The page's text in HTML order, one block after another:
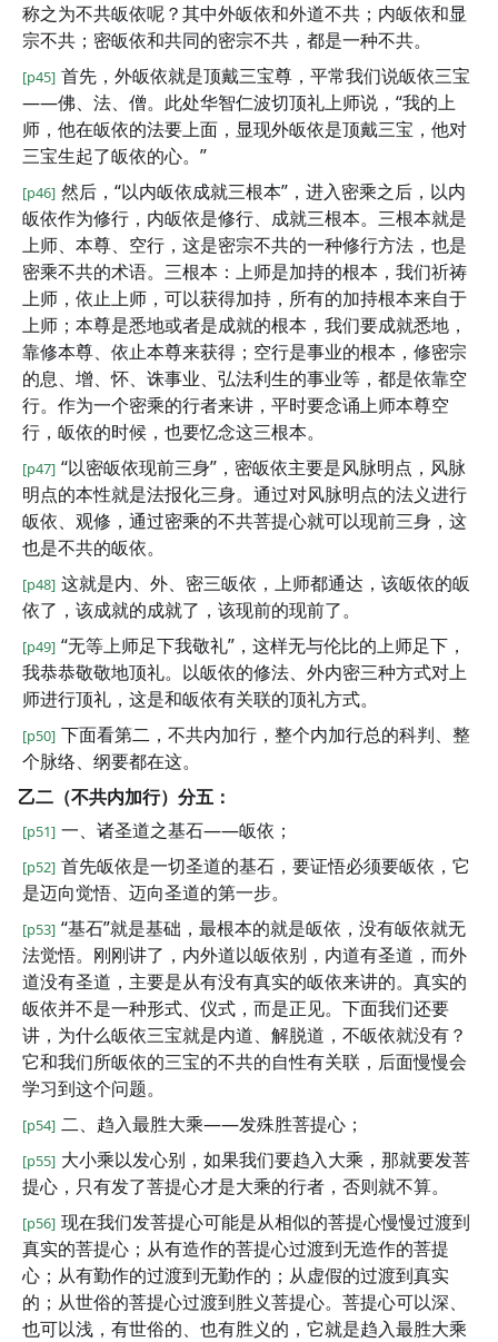
称之为不共皈依呢？其中外皈依和外道不共；内皈依和显
宗不共；密皈依和共同的密宗不共，都是一种不共。
[p45] 首先，外皈依就是顶戴三宝尊，平常我们说皈依三宝
——佛、法、僧。此处华智仁波切顶礼上师说，“我的上
师，他在皈依的法要上面，显现外皈依是顶戴三宝，他对
三宝生起了皈依的心。”
[p46] 然后，“以内皈依成就三根本”，进入密乘之后，以内
皈依作为修行，内皈依是修行、成就三根本。三根本就是
上师、本尊、空行，这是密宗不共的一种修行方法，也是
密乘不共的术语。三根本：上师是加持的根本，我们祈祷
上师，依止上师，可以获得加持，所有的加持根本来自于
上师；本尊是悉地或者是成就的根本，我们要成就悉地，
靠修本尊、依止本尊来获得；空行是事业的根本，修密宗
的息、增、怀、诛事业、弘法利生的事业等，都是依靠空
行。作为一个密乘的行者来讲，平时要念诵上师本尊空
行，皈依的时候，也要忆念这三根本。
[p47] “以密皈依现前三身”，密皈依主要是风脉明点，风脉
明点的本性就是法报化三身。通过对风脉明点的法义进行
皈依、观修，通过密乘的不共菩提心就可以现前三身，这
也是不共的皈依。
[p48] 这就是内、外、密三皈依，上师都通达，该皈依的皈
依了，该成就的成就了，该现前的现前了。
[p49] “无等上师足下我敬礼”，这样无与伦比的上师足下，
我恭恭敬敬地顶礼。以皈依的修法、外内密三种方式对上
师进行顶礼，这是和皈依有关联的顶礼方式。
[p50] 下面看第二，不共内加行，整个内加行总的科判、整
个脉络、纲要都在这。
乙二（不共内加行）分五：
[p51] 一、诸圣道之基石——皈依；
[p52] 首先皈依是一切圣道的基石，要证悟必须要皈依，它
是迈向觉悟、迈向圣道的第一步。
[p53] “基石”就是基础，最根本的就是皈依，没有皈依就无
法觉悟。刚刚讲了，内外道以皈依别，内道有圣道，而外
道没有圣道，主要是从有没有真实的皈依来讲的。真实的
皈依并不是一种形式、仪式，而是正见。下面我们还要
讲，为什么皈依三宝就是内道、解脱道，不皈依就没有？
它和我们所皈依的三宝的不共的自性有关联，后面慢慢会
学习到这个问题。
[p54] 二、趋入最胜大乘——发殊胜菩提心；
[p55] 大小乘以发心别，如果我们要趋入大乘，那就要发菩
提心，只有发了菩提心才是大乘的行者，否则就不算。
[p56] 现在我们发菩提心可能是从相似的菩提心慢慢过渡到
真实的菩提心；从有造作的菩提心过渡到无造作的菩提
心；从有勤作的过渡到无勤作的；从虚假的过渡到真实
的；从世俗的菩提心过渡到胜义菩提心。菩提心可以深、
也可以浅，有世俗的、也有胜义的，它就是趋入最胜大乘